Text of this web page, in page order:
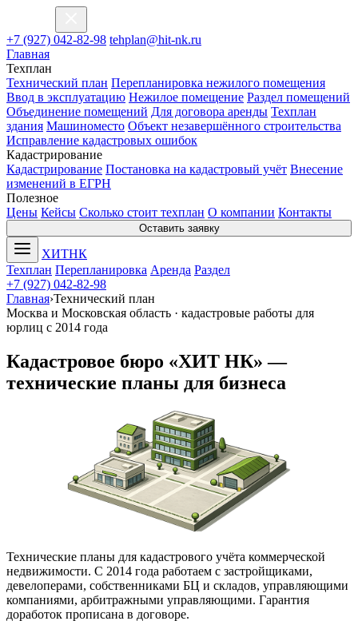
+7 (927) 042-82-98 tehplan@hit-nk.ru
Главная
Техплан
Технический план Перепланировка нежилого помещения
Ввод в эксплуатацию Нежилое помещение Раздел помещений
Объединение помещений Для договора аренды Техплан
здания Машиноместо Объект незавершённого строительства
Исправление кадастровых ошибок
Кадастрирование
Кадастрирование Постановка на кадастровый учёт Внесение
изменений в ЕГРН
Полезное
Цены Кейсы Сколько стоит техплан О компании Контакты
Оставить заявку
ХИТНК
Техплан Перепланировка Аренда Раздел
+7 (927) 042-82-98
Главная›Технический план
Москва и Московская область · кадастровые работы для
юрлиц с 2014 года
Кадастровое бюро «ХИТ НК» —
технические планы для бизнеса
Технические планы для кадастрового учёта коммерческой
недвижимости. С 2014 года работаем с застройщиками,
девелоперами, собственниками БЦ и складов, управляющими
компаниями, арбитражными управляющими. Гарантия
доработок прописана в договоре.